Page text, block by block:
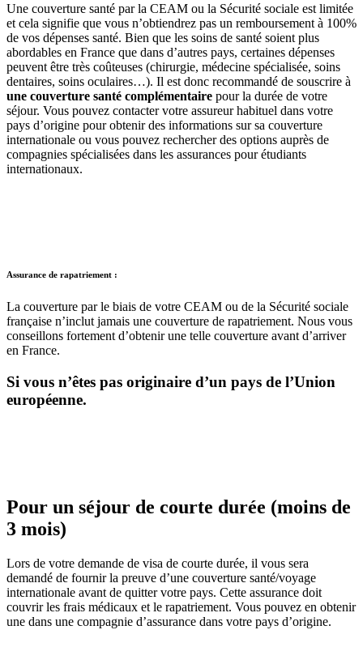
Une couverture santé par la CEAM ou la Sécurité sociale est limitée
et cela signifie que vous n’obtiendrez pas un remboursement à 100%
de vos dépenses santé. Bien que les soins de santé soient plus
abordables en France que dans d’autres pays, certaines dépenses
peuvent être très coûteuses (chirurgie, médecine spécialisée, soins
dentaires, soins oculaires…). Il est donc recommandé de souscrire à
une couverture santé complémentaire pour la durée de votre
séjour. Vous pouvez contacter votre assureur habituel dans votre
pays d’origine pour obtenir des informations sur sa couverture
internationale ou vous pouvez rechercher des options auprès de
compagnies spécialisées dans les assurances pour étudiants
internationaux.
Assurance de rapatriement :
La couverture par le biais de votre CEAM ou de la Sécurité sociale
française n’inclut jamais une couverture de rapatriement. Nous vous
conseillons fortement d’obtenir une telle couverture avant d’arriver
en France.
Si vous n’êtes pas originaire d’un pays de l’Union
européenne.
Pour un séjour de courte durée (moins de
3 mois)
Lors de votre demande de visa de courte durée, il vous sera
demandé de fournir la preuve d’une couverture santé/voyage
internationale avant de quitter votre pays. Cette assurance doit
couvrir les frais médicaux et le rapatriement. Vous pouvez en obtenir
une dans une compagnie d’assurance dans votre pays d’origine.